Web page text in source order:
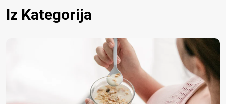
Iz Kategorija